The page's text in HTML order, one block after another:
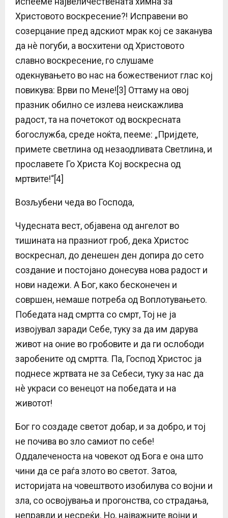
Христовото воскресение?! Исправени во
созерцание пред адскиот мрак кој се заканува
да нè погуби, а восхитени од Христовото
славно воскресение, го слушаме
одекнувањето во нас на божествениот глас кој
повикува: Врви по Мене![3] Оттаму на овој
празник обилно се излева неискажлива
радост, та на почетокот од воскресната
богослужба, среде ноќта, пееме: „Пријдете,
примете светлина од незаодливата Светлина, и
прославете Го Христа Кој воскресна од
мртвите!“[4]
Возљубени чеда во Господа,
Чудесната вест, објавена од ангелот во
тишината на празниот гроб, дека Христос
воскреснал, до денешен ден допира до сето
создание и постојано донесува нова радост и
нови надежи. А Бог, како бесконечен и
совршен, немаше потреба од Воплотувањето.
Победата над смртта со смрт, Тој не ја
извојувал заради Себе, туку за да им дарува
живот на оние во гробовите и да ги ослободи
заробените од смртта. Па, Господ Христос ја
поднесе жртвата не за Себеси, туку за нас да
нè украси со венецот на победата и на
животот!
Бог го создаде светот добар, и за добро, и тој
не почива во зло самиот по себе!
Оддалеченоста на човекот од Бога е она што
чини да се раѓа злото во светот. Затоа,
историјата на човештвото изобилува со војни и
зла, со освојувања и прогонства, со страдања,
неправди и несреќи. Но, најважните војни и